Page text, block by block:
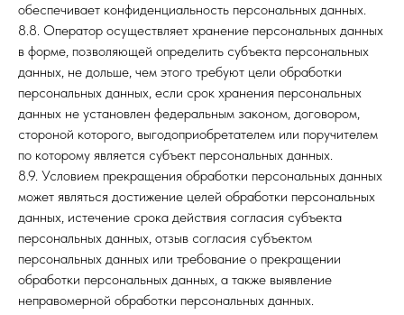
обеспечивает конфиденциальность персональных данных.
8.8. Оператор осуществляет хранение персональных данных
в форме, позволяющей определить субъекта персональных
данных, не дольше, чем этого требуют цели обработки
персональных данных, если срок хранения персональных
данных не установлен федеральным законом, договором,
стороной которого, выгодоприобретателем или поручителем
по которому является субъект персональных данных.
8.9. Условием прекращения обработки персональных данных
может являться достижение целей обработки персональных
данных, истечение срока действия согласия субъекта
персональных данных, отзыв согласия субъектом
персональных данных или требование о прекращении
обработки персональных данных, а также выявление
неправомерной обработки персональных данных.